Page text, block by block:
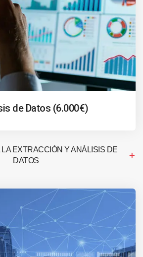
de Datos (6.000€)
EXTRACCIÓN Y ANÁLISIS DE
DATOS